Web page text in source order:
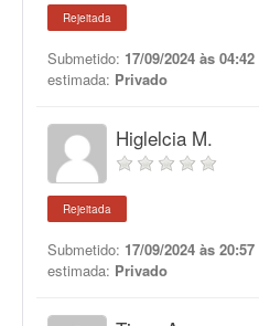
Rejeitada
Submetido: 17/09/2024 às 04:42
estimada: Privado
Higlelcia M.
Rejeitada
Submetido: 17/09/2024 às 20:57
estimada: Privado